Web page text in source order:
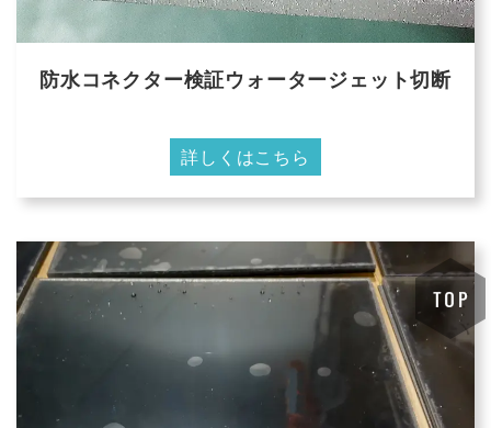
防水コネクター検証ウォータージェット切断
詳しくはこちら